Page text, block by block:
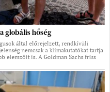
globális hőség
által előrejelzett, rendkívüli
nemcsak a klímakutatókat tartja
elemzőit is. A Goldman Sachs friss